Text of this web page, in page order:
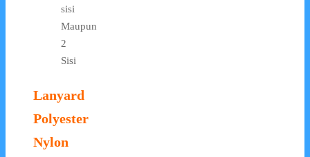
sisi
Maupun
2
Sisi
Lanyard
Polyester
Nylon